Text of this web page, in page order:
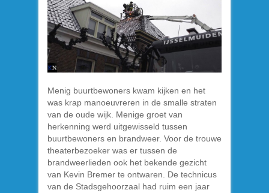
Menig buurtbewoners kwam kijken en het
was krap manoeuvreren in de smalle straten
van de oude wijk. Menige groet van
herkenning werd uitgewisseld tussen
buurtbewoners en brandweer. Voor de trouwe
theaterbezoeker was er tussen de
brandweerlieden ook het bekende gezicht
van Kevin Bremer te ontwaren. De technicus
van de Stadsgehoorzaal had ruim een jaar